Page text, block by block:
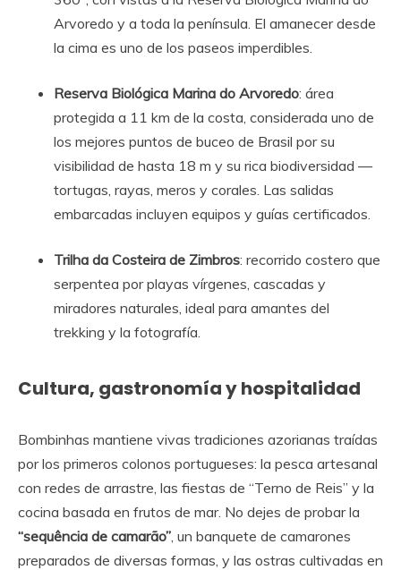
Arvoredo y a toda la península. El amanecer desde
la cima es uno de los paseos imperdibles.
Reserva Biológica Marina do Arvoredo: área
protegida a 11 km de la costa, considerada uno de
los mejores puntos de buceo de Brasil por su
visibilidad de hasta 18 m y su rica biodiversidad —
tortugas, rayas, meros y corales. Las salidas
embarcadas incluyen equipos y guías certificados.
Trilha da Costeira de Zimbros: recorrido costero que
serpentea por playas vírgenes, cascadas y
miradores naturales, ideal para amantes del
trekking y la fotografía.
Cultura, gastronomía y hospitalidad
Bombinhas mantiene vivas tradiciones azorianas traídas
por los primeros colonos portugueses: la pesca artesanal
con redes de arrastre, las fiestas de “Terno de Reis” y la
cocina basada en frutos de mar. No dejes de probar la
“sequência de camarão” , un banquete de camarones
preparados de diversas formas, y las ostras cultivadas en